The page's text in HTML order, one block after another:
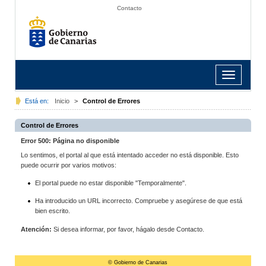
Contacto
Toggle
navigation
Está en: Inicio > Control de Errores
Control de Errores
Error 500: Página no disponible
Lo sentimos, el portal al que está intentado acceder no está disponible. Esto
puede ocurrir por varios motivos:
El portal puede no estar disponible "Temporalmente".
Ha introducido un URL incorrecto. Compruebe y asegúrese de que está
bien escrito.
Atención: Si desea informar, por favor, hágalo desde Contacto.
© Gobierno de Canarias